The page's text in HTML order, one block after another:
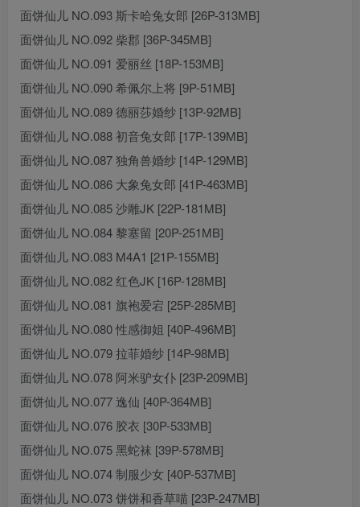
面饼仙儿 NO.093 斯卡哈兔女郎 [26P-313MB]
面饼仙儿 NO.092 柴郡 [36P-345MB]
面饼仙儿 NO.091 爱丽丝 [18P-153MB]
面饼仙儿 NO.090 希佩尔上将 [9P-51MB]
面饼仙儿 NO.089 德丽莎婚纱 [13P-92MB]
面饼仙儿 NO.088 初音兔女郎 [17P-139MB]
面饼仙儿 NO.087 独角兽婚纱 [14P-129MB]
面饼仙儿 NO.086 大象兔女郎 [41P-463MB]
面饼仙儿 NO.085 沙雕JK [22P-181MB]
面饼仙儿 NO.084 黎塞留 [20P-251MB]
面饼仙儿 NO.083 M4A1 [21P-155MB]
面饼仙儿 NO.082 红色JK [16P-128MB]
面饼仙儿 NO.081 旗袍爱宕 [25P-285MB]
面饼仙儿 NO.080 性感御姐 [40P-496MB]
面饼仙儿 NO.079 拉菲婚纱 [14P-98MB]
面饼仙儿 NO.078 阿米驴女仆 [23P-209MB]
面饼仙儿 NO.077 逸仙 [40P-364MB]
面饼仙儿 NO.076 胶衣 [30P-533MB]
面饼仙儿 NO.075 黑蛇袜 [39P-578MB]
面饼仙儿 NO.074 制服少女 [40P-537MB]
面饼仙儿 NO.073 饼饼和香草喵 [23P-247MB]